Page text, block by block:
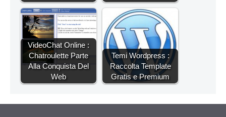
VideoChat Online :
Chatroulette Parte
Alla Conquista Del
Web
Temi Wordpress :
Raccolta Template
Gratis e Premium